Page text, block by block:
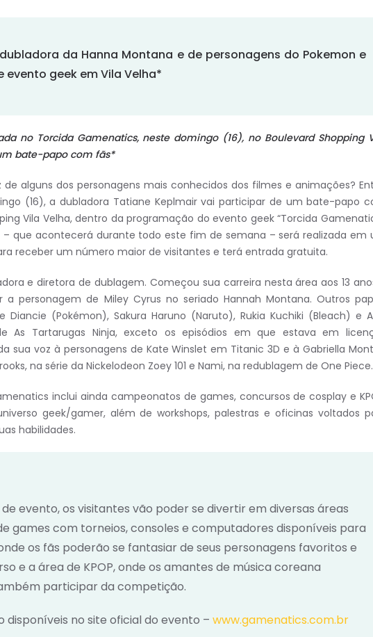
da Hanna Montana e de personagens do Pokemon e
geek em Vila Velha*
no Torcida Gamenatics, neste domingo (16), no Boulevard Shopping
bate-papo com fãs*
alguns dos personagens mais conhecidos dos filmes e animações?
(16), a dubladora Tatiane Keplmair vai participar de um bate-papo
Vila Velha, dentro da programação do evento geek “Torcida
que acontecerá durante todo este fim de semana – será realizada em
receber um número maior de visitantes e terá entrada gratuita.
e diretora de dublagem. Começou sua carreira nesta área aos 13
personagem de Miley Cyrus no seriado Hannah Montana. Outros
Diancie (Pokémon), Sakura Haruno (Naruto), Rukia Kuchiki (Bleach) e
As Tartarugas Ninja, exceto os episódios em que estava em
sua voz à personagens de Kate Winslet em Titanic 3D e à Gabriella
na série da Nickelodeon Zoey 101 e Nami, na redublagem de One Piece.
inclui ainda campeonatos de games, concursos de cosplay e
geek/gamer, além de workshops, palestras e oficinas voltados
habilidades.
evento, os visitantes vão poder se divertir em diversas áreas
games com torneios, consoles e computadores disponíveis para
os fãs poderão se fantasiar de seus personagens favoritos e
e a área de KPOP, onde os amantes de música coreana
participar da competição.
disponíveis no site oficial do evento – www.gamenatics.com.br